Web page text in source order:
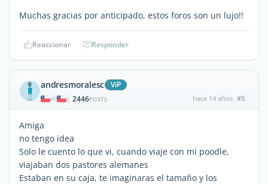
Muchas gracias por anticipado, estos foros son un lujo!!
Reaccionar Responder
andresmoralesc ViP
| 2446POSTS hace 14 años #5
Amiga
no tengo idea
Solo le cuento lo que vi, cuando viaje con mi poodle,
viajaban dos pastores alemanes
Estaban en su caja, te imaginaras el tamaño y los